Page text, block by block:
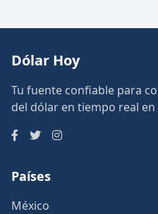
Dólar Hoy
Tu fuente confiable para
del dólar en tiempo real
Países
México